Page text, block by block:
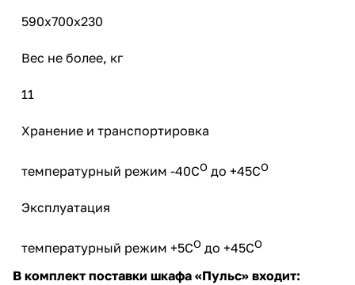
590х700х230
Вес не более, кг
11
Хранение и транспортировка
температурный режим -40СО до +45СО
Эксплуатация
температурный режим +5СО до +45СО
В комплект поставки шкафа «Пульс» входит: